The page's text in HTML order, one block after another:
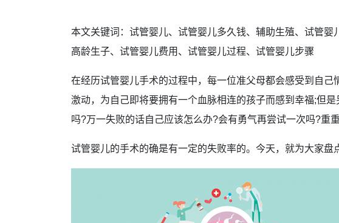
本文关键词：试管婴儿、试管婴儿多久钱、辅助生殖、试管婴
高龄生子、试管婴儿费用、试管婴儿过程、试管婴儿步骤
在经历试管婴儿手术的过程中，每一位准父母都会感受到自己
激动，为自己即将要拥有一个血脉相连的孩子而感到幸福;但
吗?万一失败的话自己应该怎么办?会有勇气再尝试一次吗?重
试管婴儿的手术的确是有一定的失败率的。今天，就为大家盘